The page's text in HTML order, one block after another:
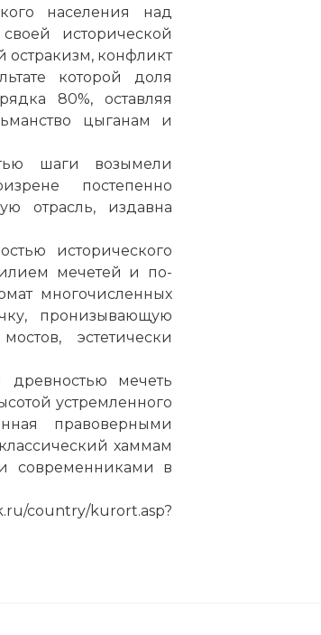
населения над
исторической
остракизм, конфликт
которой доля
80%, оставляя
цыганам и
шаги возымели
постепенно
отрасль, издавна
исторического
мечетей и по-
многочисленных
пронизывающую
мостов, эстетически
мечеть
устремленного
правоверными
хаммам
современниками в
kurort.asp?